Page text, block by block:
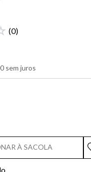
(0)
sem juros
À SACOLA